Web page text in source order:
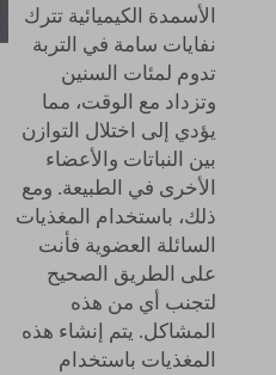
الأسمدة الكيميائية تترك
نفايات سامة في التربة
تدوم لمئات السنين
وتزداد مع الوقت، مما
يؤدي إلى اختلال التوازن
بين النباتات والأعضاء
الأخرى في الطبيعة. ومع
ذلك، باستخدام المغذيات
السائلة العضوية فأنت
على الطريق الصحيح
لتجنب أي من هذه
المشاكل. يتم إنشاء هذه
المغذيات باستخدام